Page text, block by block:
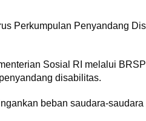
Perkumpulan Penyandang
Sosial RI melalui
disabilitas.
beban saudara-